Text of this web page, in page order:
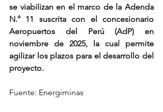
se viabilizan en el marco de la Adenda
N.° 11 suscrita con el concesionario
Aeropuertos del Perú (AdP) en
noviembre de 2025, la cual permite
agilizar los plazos para el desarrollo del
proyecto.
Fuente: Energiminas